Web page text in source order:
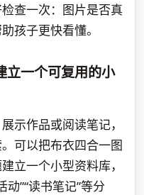
查一次：图片是否真
孩子更快看懂。
立一个可复用的小
示作品或阅读笔记，
可以把布衣四合一图
立一个小型资料库，
动”“读书笔记”等分